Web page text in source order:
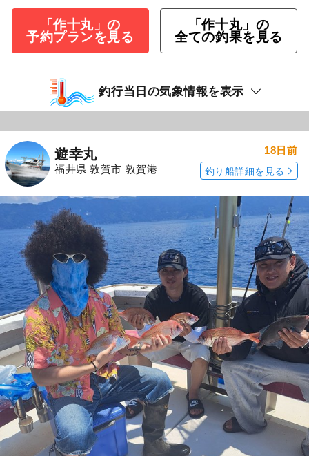
「作十丸」の
予約プランを見る
「作十丸」の
全ての釣果を見る
釣行当日の気象情報を表示
遊幸丸
福井県 敦賀市 敦賀港
18日前
釣り船詳細を見る